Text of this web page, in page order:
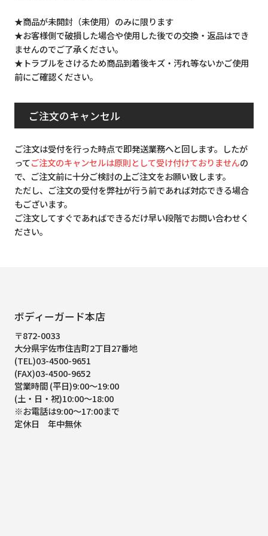
★商品が未開封（未使用）のみに限ります
★お客様側で破損した場合や使用した後での交換・返品はでき
ませんのでご了承ください。
★トラブルをさけるため商品到着後キズ・汚れ等ないかご使用
前にご確認ください。
ご注文のキャンセル
ご注文は受付を行った時点で即発送業務へと回します。したが
ってご注文のキャンセルは原則として受け付けておりませんの
で、ご注文前に十分ご検討の上ご注文をお願い致します。
ただし、ご注文の受付を弊社が行う前であれば対応できる場合
もございます。
ご注文してすぐであればできるだけ早い段階でお問い合わせく
ださい。
ボディーガード本店
〒872-0033
大分県宇佐市住吉町2丁目27番地
(TEL)03-4500-9651
(FAX)03-4500-9652
営業時間 (平日)9:00～19:00
(土・日・祝)10:00～18:00
※お電話は9:00～17:00まで
定休日 年中無休